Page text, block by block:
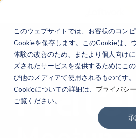
このウェブサイトでは、お客様のコン
Cookieを保存します。このCookieは、
体験の改善のため、またより個人向け
ズされたサービスを提供するためにこ
び他のメディアで使用されるものです
Cookieについての詳細は、 プライバシ
ご覧ください。